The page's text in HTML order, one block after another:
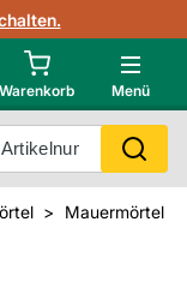
Warenkorb Menü
Mauermörtel